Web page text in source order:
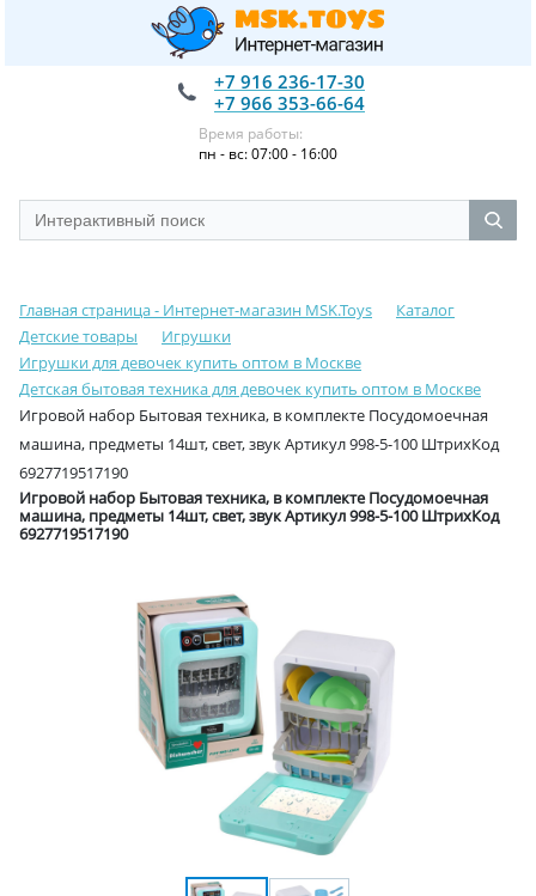
+7 916 236-17-30
+7 966 353-66-64
Время работы:
пн - вс: 07:00 - 16:00
Главная страница - Интернет-магазин MSK.Toys
Каталог
Детские товары
Игрушки
Игрушки для девочек купить оптом в Москве
Детская бытовая техника для девочек купить оптом в Москве
Игровой набор Бытовая техника, в комплекте Посудомоечная
машина, предметы 14шт, свет, звук Артикул 998-5-100 ШтрихКод
6927719517190
Игровой набор Бытовая техника, в комплекте Посудомоечная
машина, предметы 14шт, свет, звук Артикул 998-5-100 ШтрихКод
6927719517190